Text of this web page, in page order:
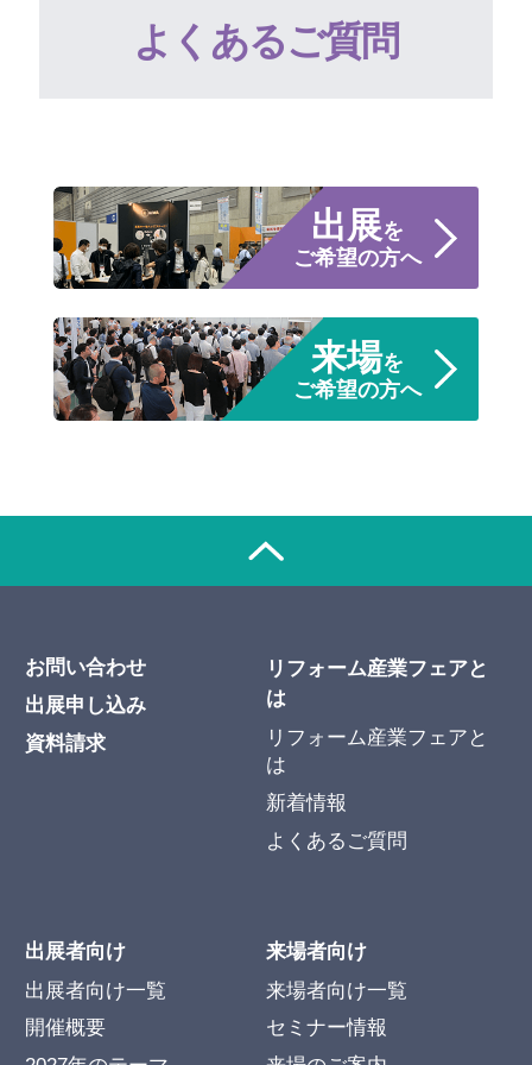
よくあるご質問
出展を
ご希望の方へ
来場を
ご希望の方へ
お問い合わせ
出展申し込み
資料請求
リフォーム産業フェアと
は
リフォーム産業フェアと
は
新着情報
よくあるご質問
出展者向け
出展者向け一覧
開催概要
来場者向け
来場者向け一覧
セミナー情報